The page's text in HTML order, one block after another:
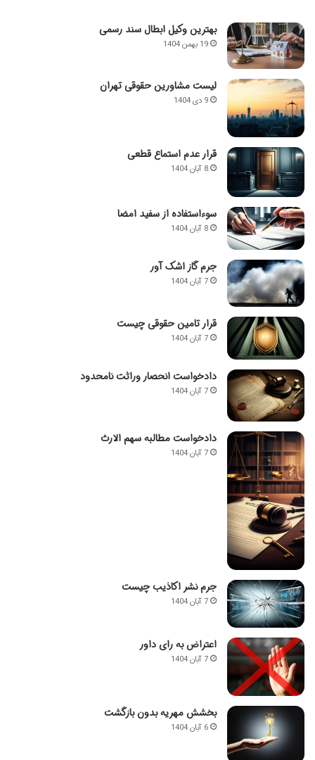
بهترین وکیل ابطال سند رسمی
19 بهمن 1404
لیست مشاورین حقوقی تهران
9 دی 1404
قرار عدم استماع قطعی
8 آبان 1404
سوءاستفاده از سفید امضا
8 آبان 1404
جرم گاز اشک آور
7 آبان 1404
قرار تامین حقوقی چیست
7 آبان 1404
دادخواست انحصار وراثت نامحدود
7 آبان 1404
دادخواست مطالبه سهم الارث
7 آبان 1404
جرم نشر اکاذیب چیست
7 آبان 1404
اعتراض به رای داور
7 آبان 1404
بخشش مهریه بدون بازگشت
6 آبان 1404